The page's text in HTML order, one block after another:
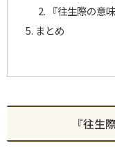
『往生際の意
まとめ
『往生